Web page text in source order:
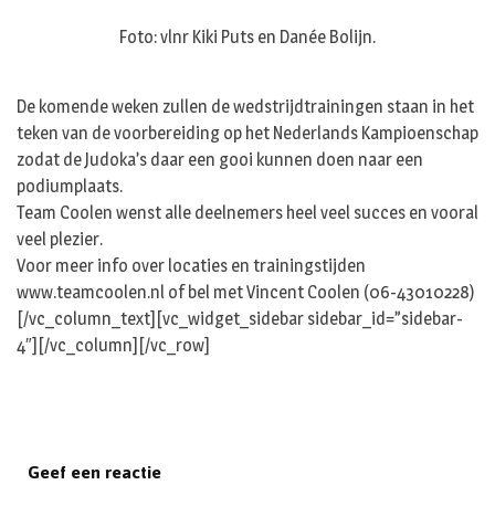
Foto: vlnr Kiki Puts en Danée Bolijn.
De komende weken zullen de wedstrijdtrainingen staan in het
teken van de voorbereiding op het Nederlands Kampioenschap
zodat de Judoka’s daar een gooi kunnen doen naar een
podiumplaats.
Team Coolen wenst alle deelnemers heel veel succes en vooral
veel plezier.
Voor meer info over locaties en trainingstijden
www.teamcoolen.nl of bel met Vincent Coolen (06-43010228)
[/vc_column_text][vc_widget_sidebar sidebar_id=”sidebar-
4″][/vc_column][/vc_row]
Geef een reactie